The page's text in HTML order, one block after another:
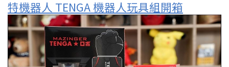
特機器人 TENGA 機器人玩具組開箱